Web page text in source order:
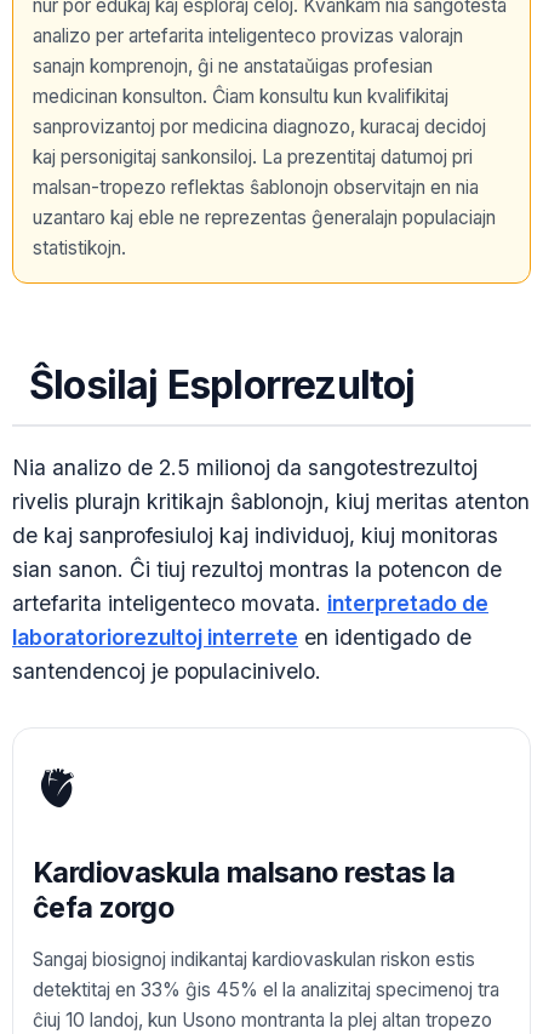
nur por edukaj kaj esploraj celoj. Kvankam nia sangotesta
analizo per artefarita inteligenteco provizas valorajn
sanajn komprenojn, ĝi ne anstataŭigas profesian
medicinan konsulton. Ĉiam konsultu kun kvalifikitaj
sanprovizantoj por medicina diagnozo, kuracaj decidoj
kaj personigitaj sankonsiloj. La prezentitaj datumoj pri
malsan-tropezo reflektas ŝablonojn observitajn en nia
uzantaro kaj eble ne reprezentas ĝeneralajn populaciajn
statistikojn.
Ŝlosilaj Esplorrezultoj
Nia analizo de 2.5 milionoj da sangotestrezultoj
rivelis plurajn kritikajn ŝablonojn, kiuj meritas atenton
de kaj sanprofesiuloj kaj individuoj, kiuj monitoras
sian sanon. Ĉi tiuj rezultoj montras la potencon de
artefarita inteligenteco movata. interpretado de
laboratoriorezultoj interrete en identigado de
santendencoj je populacinivelo.
🫀
Kardiovaskula malsano restas la
ĉefa zorgo
Sangaj biosignoj indikantaj kardiovaskulan riskon estis
detektitaj en 33% ĝis 45% el la analizitaj specimenoj tra
ĉiuj 10 landoj, kun Usono montranta la plej altan tropezo